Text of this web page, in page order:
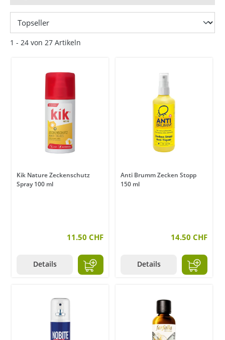
1 - 24 von 27 Artikeln
Kik Nature Zeckenschutz
Spray 100 ml
11.50 CHF
Details
Anti Brumm Zecken Stopp
150 ml
14.50 CHF
Details